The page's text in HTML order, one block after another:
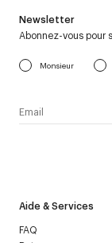
Aide & Services
FAQ
Newsletter
Abonnez-vous pour
Monsieur